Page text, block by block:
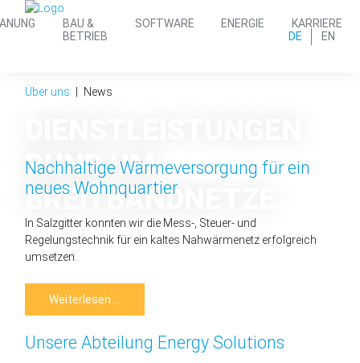
DE EN
BAU &
BETRIEB
SOFTWARE ENERGIE KARRIERE
RUND UM
BREIT­BAND­NETZE
Über uns News
Nachhaltige Wärmeversorgung für ein
neues Wohnquartier
In Salzgitter konnten wir die Mess-, Steuer- und
Regelungstechnik für ein kaltes Nahwärmenetz erfolgreich
umsetzen.
Weiterlesen …
neues
Wohnquartier
Unsere Abteilung Energy Solutions